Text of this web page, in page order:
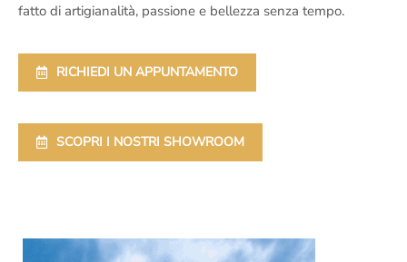
fatto di artigianalità, passione e bellezza senza tempo.
RICHIEDI UN APPUNTAMENTO
SCOPRI I NOSTRI SHOWROOM